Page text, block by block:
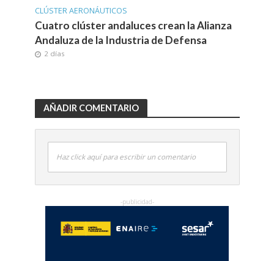
CLÚSTER AERONÁUTICOS
Cuatro clúster andaluces crean la Alianza
Andaluza de la Industria de Defensa
2 días
AÑADIR COMENTARIO
Haz click aquí para escribir un comentario